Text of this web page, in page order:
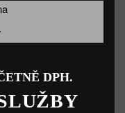
DPH.